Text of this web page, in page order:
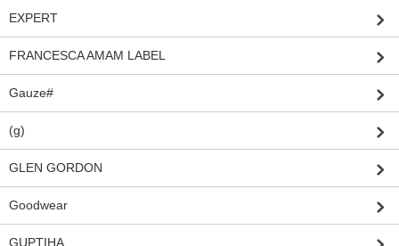
EXPERT
FRANCESCA AMAM LABEL
Gauze#
(g)
GLEN GORDON
Goodwear
GUPTIHA